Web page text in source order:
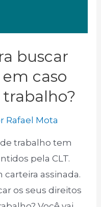
buscar
caso
Rafael Mota
trabalho tem
pela CLT.
assinada.
os seus direitos